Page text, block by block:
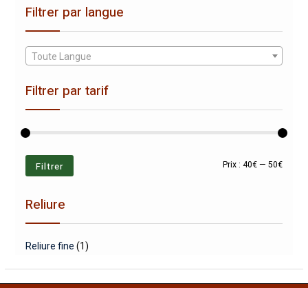
Filtrer par langue
Toute Langue
Filtrer par tarif
Prix
Prix
Filtrer Prix :40€ —50€
Reliure
Reliure fine (1)